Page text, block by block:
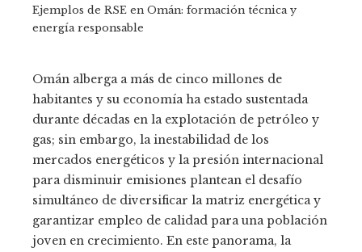
Ejemplos de RSE en Omán: formación técnica y
energía responsable
Omán alberga a más de cinco millones de
habitantes y su economía ha estado sustentada
durante décadas en la explotación de petróleo y
gas; sin embargo, la inestabilidad de los
mercados energéticos y la presión internacional
para disminuir emisiones plantean el desafío
simultáneo de diversificar la matriz energética y
garantizar empleo de calidad para una población
joven en crecimiento. En este panorama, la